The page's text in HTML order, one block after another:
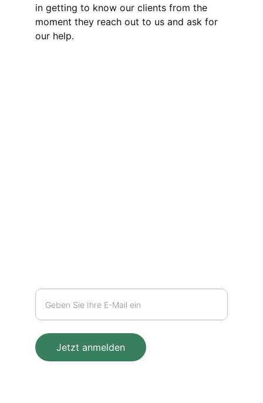
in getting to know our clients from the
moment they reach out to us and ask for
our help.
Jetzt anmelden